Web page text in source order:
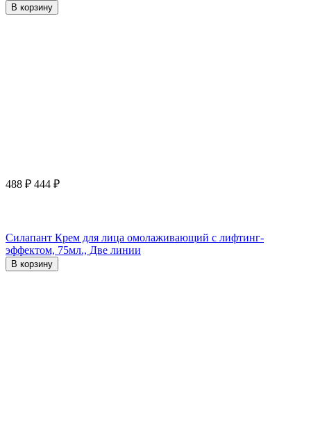
В корзину
488 ₽ 444 ₽
Силапант Крем для лица омолаживающий с лифтинг-
эффектом, 75мл., Две линии
В корзину